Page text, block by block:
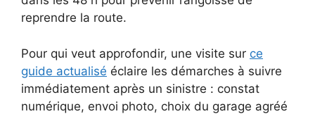
reprendre la route.
Pour qui veut approfondir, une visite sur ce
guide actualisé éclaire les démarches à suivre
immédiatement après un sinistre : constat
numérique, envoi photo, choix du garage agréé